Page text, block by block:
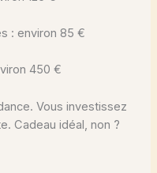
: environ 85 €
450 €
Vous investissez
Cadeau idéal, non ?